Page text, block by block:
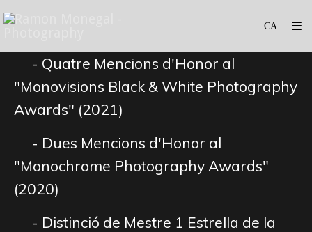
- Quatre Mencions d'Honor al
"Monovisions Black & White Photography
Awards" (2021)
- Dues Mencions d'Honor al
"Monochrome Photography Awards"
(2020)
- Distinció de Mestre 1 Estrella de la